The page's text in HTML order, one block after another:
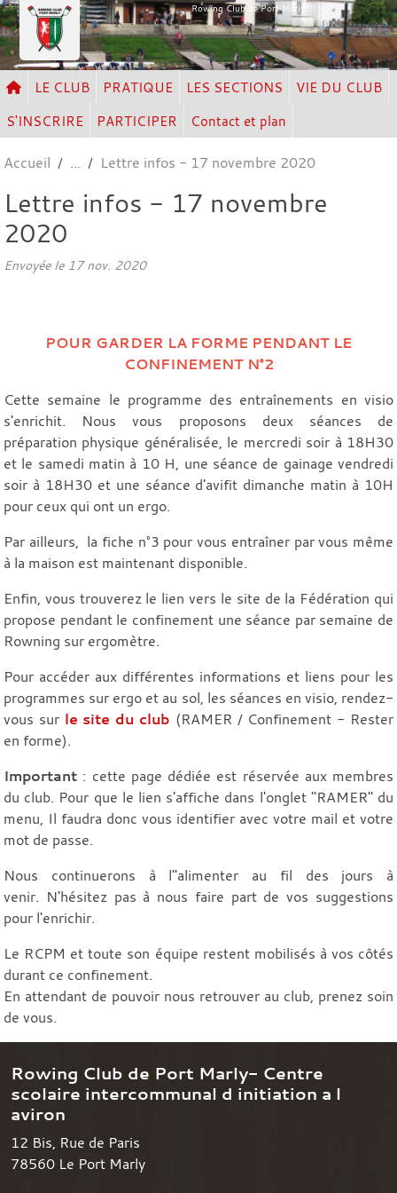
Rowing Club de Port Marly
LE CLUB PRATIQUE LES SECTIONS
VIE DU CLUB
S'INSCRIRE
PARTICIPER Contact et plan
Accueil Lettre infos - 17 novembre 2020
Lettre infos - 17 novembre
2020
Envoyée le 17 nov. 2020
POUR GARDER LA FORME PENDANT LE
CONFINEMENT N°2
Cette semaine le programme des entraînements en visio
s'enrichit. Nous vous proposons deux séances de
préparation physique généralisée, le mercredi soir à 18H30
et le samedi matin à 10 H, une séance de gainage vendredi
soir à 18H30 et une séance d'avifit dimanche matin à 10H
pour ceux qui ont un ergo.
Par ailleurs, la fiche n°3 pour vous entraîner par vous même
à la maison est maintenant disponible.
Enfin, vous trouverez le lien vers le site de la Fédération qui
propose pendant le confinement une séance par semaine de
Rowning sur ergomètre.
Pour accéder aux différentes informations et liens pour les
programmes sur ergo et au sol, les séances en visio, rendez-
vous sur le site du club (RAMER / Confinement - Rester
en forme).
Important : cette page dédiée est réservée aux membres
du club. Pour que le lien s'affiche dans l'onglet "RAMER" du
menu, Il faudra donc vous identifier avec votre mail et votre
mot de passe.
Nous continuerons à l''alimenter au fil des jours à
venir. N'hésitez pas à nous faire part de vos suggestions
pour l'enrichir.
Le RCPM et toute son équipe restent mobilisés à vos côtés
durant ce confinement.
En attendant de pouvoir nous retrouver au club, prenez soin
de vous.
Rowing Club de Port Marly- Centre
scolaire intercommunal d initiation a l
aviron
12 Bis, Rue de Paris
78560 Le Port Marly
Panneau de gestion des cookies